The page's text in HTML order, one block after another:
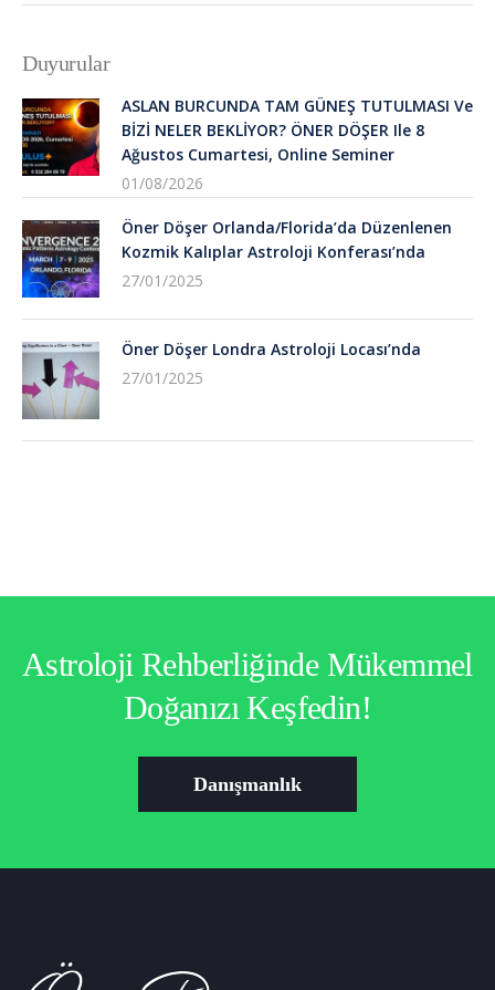
Duyurular
ASLAN BURCUNDA TAM GÜNEŞ TUTULMASI Ve
BİZİ NELER BEKLİYOR? ÖNER DÖŞER Ile 8
Ağustos Cumartesi, Online Seminer
01/08/2026
Öner Döşer Orlanda/Florida’da Düzenlenen
Kozmik Kalıplar Astroloji Konferası’nda
27/01/2025
Öner Döşer Londra Astroloji Locası’nda
27/01/2025
Astroloji Rehberliğinde Mükemmel
Doğanızı Keşfedin!
Danışmanlık